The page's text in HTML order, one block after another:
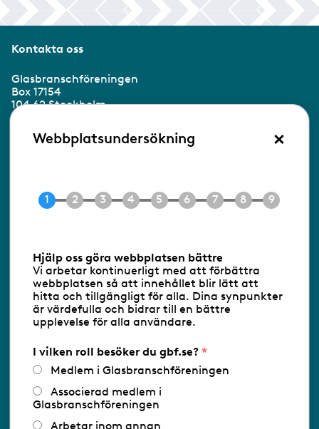
Kontakta oss
Glasbranschföreningen
Box 17154
104 62 Stockholm
Besöksadress:
Ringvägen 100
E-post info@gbf.se
Följ oss via RSS
Databasens namn:www.gbf.se-
Glasbranschföreningen AB - Ansvarig
utgivare: Sofia Wahlgren
Webbplatsundersökning ×
Hjälp oss göra webbplatsen bättre
Vi arbetar kontinuerligt med att förbättra
webbplatsen så att innehållet blir lätt att
hitta och tillgängligt för alla. Dina synpunkter
är värdefulla och bidrar till en bättre
upplevelse för alla användare.
I vilken roll besöker du gbf.se?
Medlem i Glasbranschföreningen
Associerad medlem i
Glasbranschföreningen
Arbetar inom annan